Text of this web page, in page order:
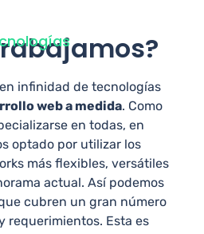
infinidad de tecnologías
web a medida. Como
en todas, en
optado por utilizar los
más flexibles, versátiles
actual. Así podemos
cubren un gran número
requerimientos. Esta es